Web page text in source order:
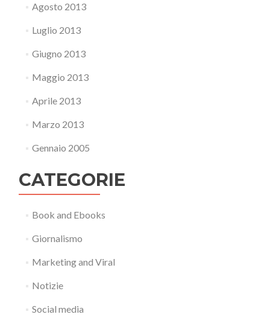
Agosto 2013
Luglio 2013
Giugno 2013
Maggio 2013
Aprile 2013
Marzo 2013
Gennaio 2005
CATEGORIE
Book and Ebooks
Giornalismo
Marketing and Viral
Notizie
Social media